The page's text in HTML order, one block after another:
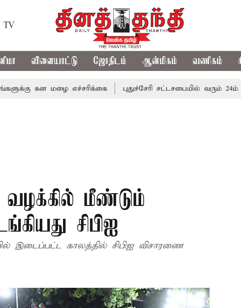
TV
விளையாட்டு ஜோதிடம் ஆன்மிகம் வணிகம்
கன மழை எச்சரிக்கை புதுச்சேரி சட்டசபையில் வரும் 24ம் தேதி
வழக்கில் மீண்டும்
சிபிஐ
இடைப்பட்ட காலத்தில் சிபிஐ விசாரணை